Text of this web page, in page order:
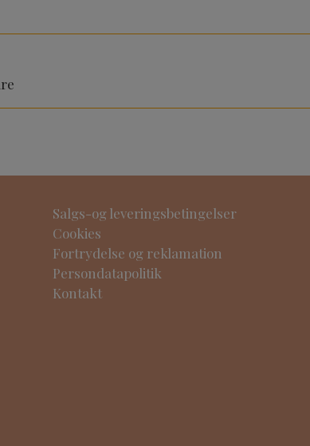
Salgs-og leveringsbetingelser
Cookies
Fortrydelse og reklamation
Persondatapolitik
Kontakt